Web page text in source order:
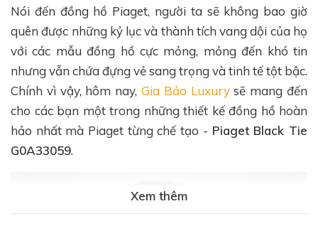
Nói đến đồng hồ Piaget, người ta sẽ không bao giờ
quên được những kỷ lục và thành tích vang dội của họ
với các mẫu đồng hồ cực mỏng, mỏng đến khó tin
nhưng vẫn chứa đựng vẻ sang trọng và tinh tế tột bậc.
Chính vì vậy, hôm nay, Gia Bảo Luxurysẽ mang đến
cho các bạn một trong những thiết kế đồng hồ hoàn
hảo nhất mà Piaget từng chế tạo - Piaget Black Tie
G0A33059.
Xem thêm